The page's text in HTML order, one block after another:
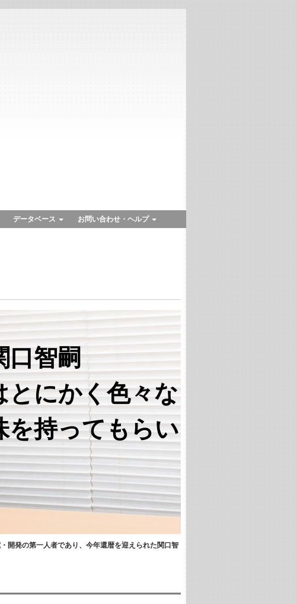
データベース お問い合わせ・ヘルプ
智嗣
とにかく色々な
を持ってもらい
開発の第一人者であり、今年還暦を迎えられた関口智